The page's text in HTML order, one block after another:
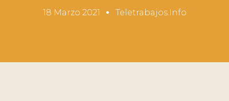
18 Marzo 2021 Teletrabajos.info